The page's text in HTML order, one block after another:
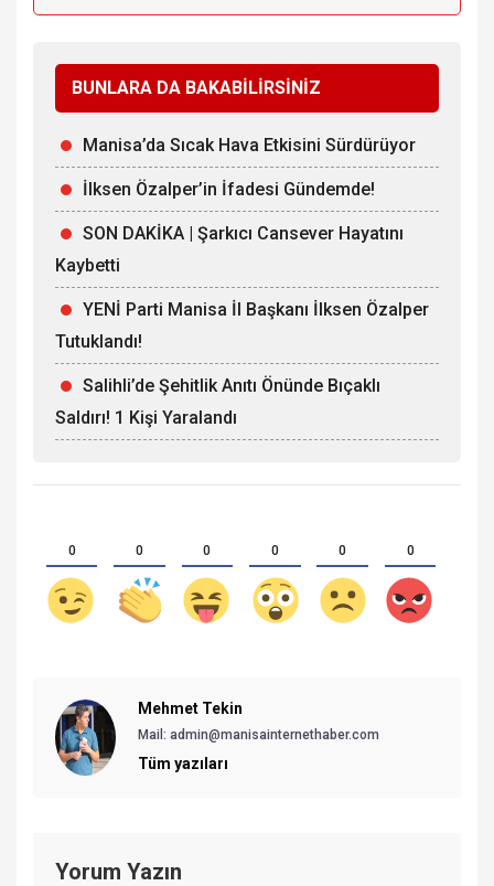
BUNLARA DA BAKABİLİRSİNİZ
Manisa’da Sıcak Hava Etkisini Sürdürüyor
İlksen Özalper’in İfadesi Gündemde!
SON DAKİKA | Şarkıcı Cansever Hayatını
Kaybetti
YENİ Parti Manisa İl Başkanı İlksen Özalper
Tutuklandı!
Salihli’de Şehitlik Anıtı Önünde Bıçaklı
Saldırı! 1 Kişi Yaralandı
0 0 0 0 0 0
Mehmet Tekin
Mail: admin@manisainternethaber.com
Tüm yazıları
Yorum Yazın